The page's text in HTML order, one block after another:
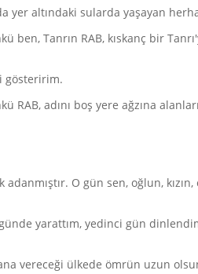
yer altındaki sularda yaşayan
ben, Tanrın RAB, kıskanç bir
gösteririm.
RAB, adını boş yere ağzına
O gün sen, oğlun,
yarattım, yedinci gün
vereceği ülkede ömrün uzun